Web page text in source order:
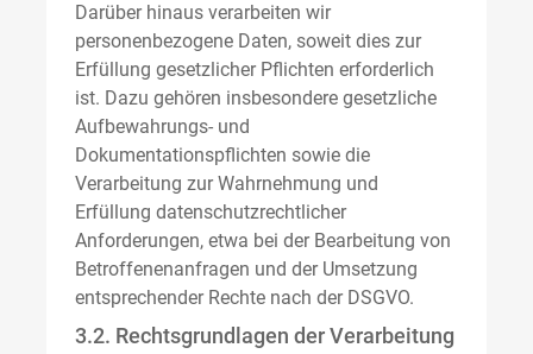
Darüber hinaus verarbeiten wir
personenbezogene Daten, soweit dies zur
Erfüllung gesetzlicher Pflichten erforderlich
ist. Dazu gehören insbesondere gesetzliche
Aufbewahrungs- und
Dokumentationspflichten sowie die
Verarbeitung zur Wahrnehmung und
Erfüllung datenschutzrechtlicher
Anforderungen, etwa bei der Bearbeitung von
Betroffenenanfragen und der Umsetzung
entsprechender Rechte nach der DSGVO.
3.2. Rechtsgrundlagen der Verarbeitung